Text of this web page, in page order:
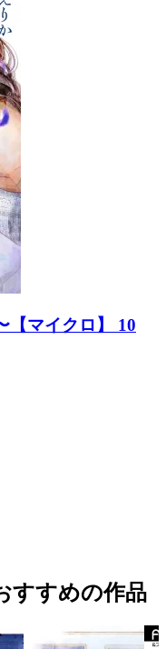
【マイクロ】 10
すすめの作品